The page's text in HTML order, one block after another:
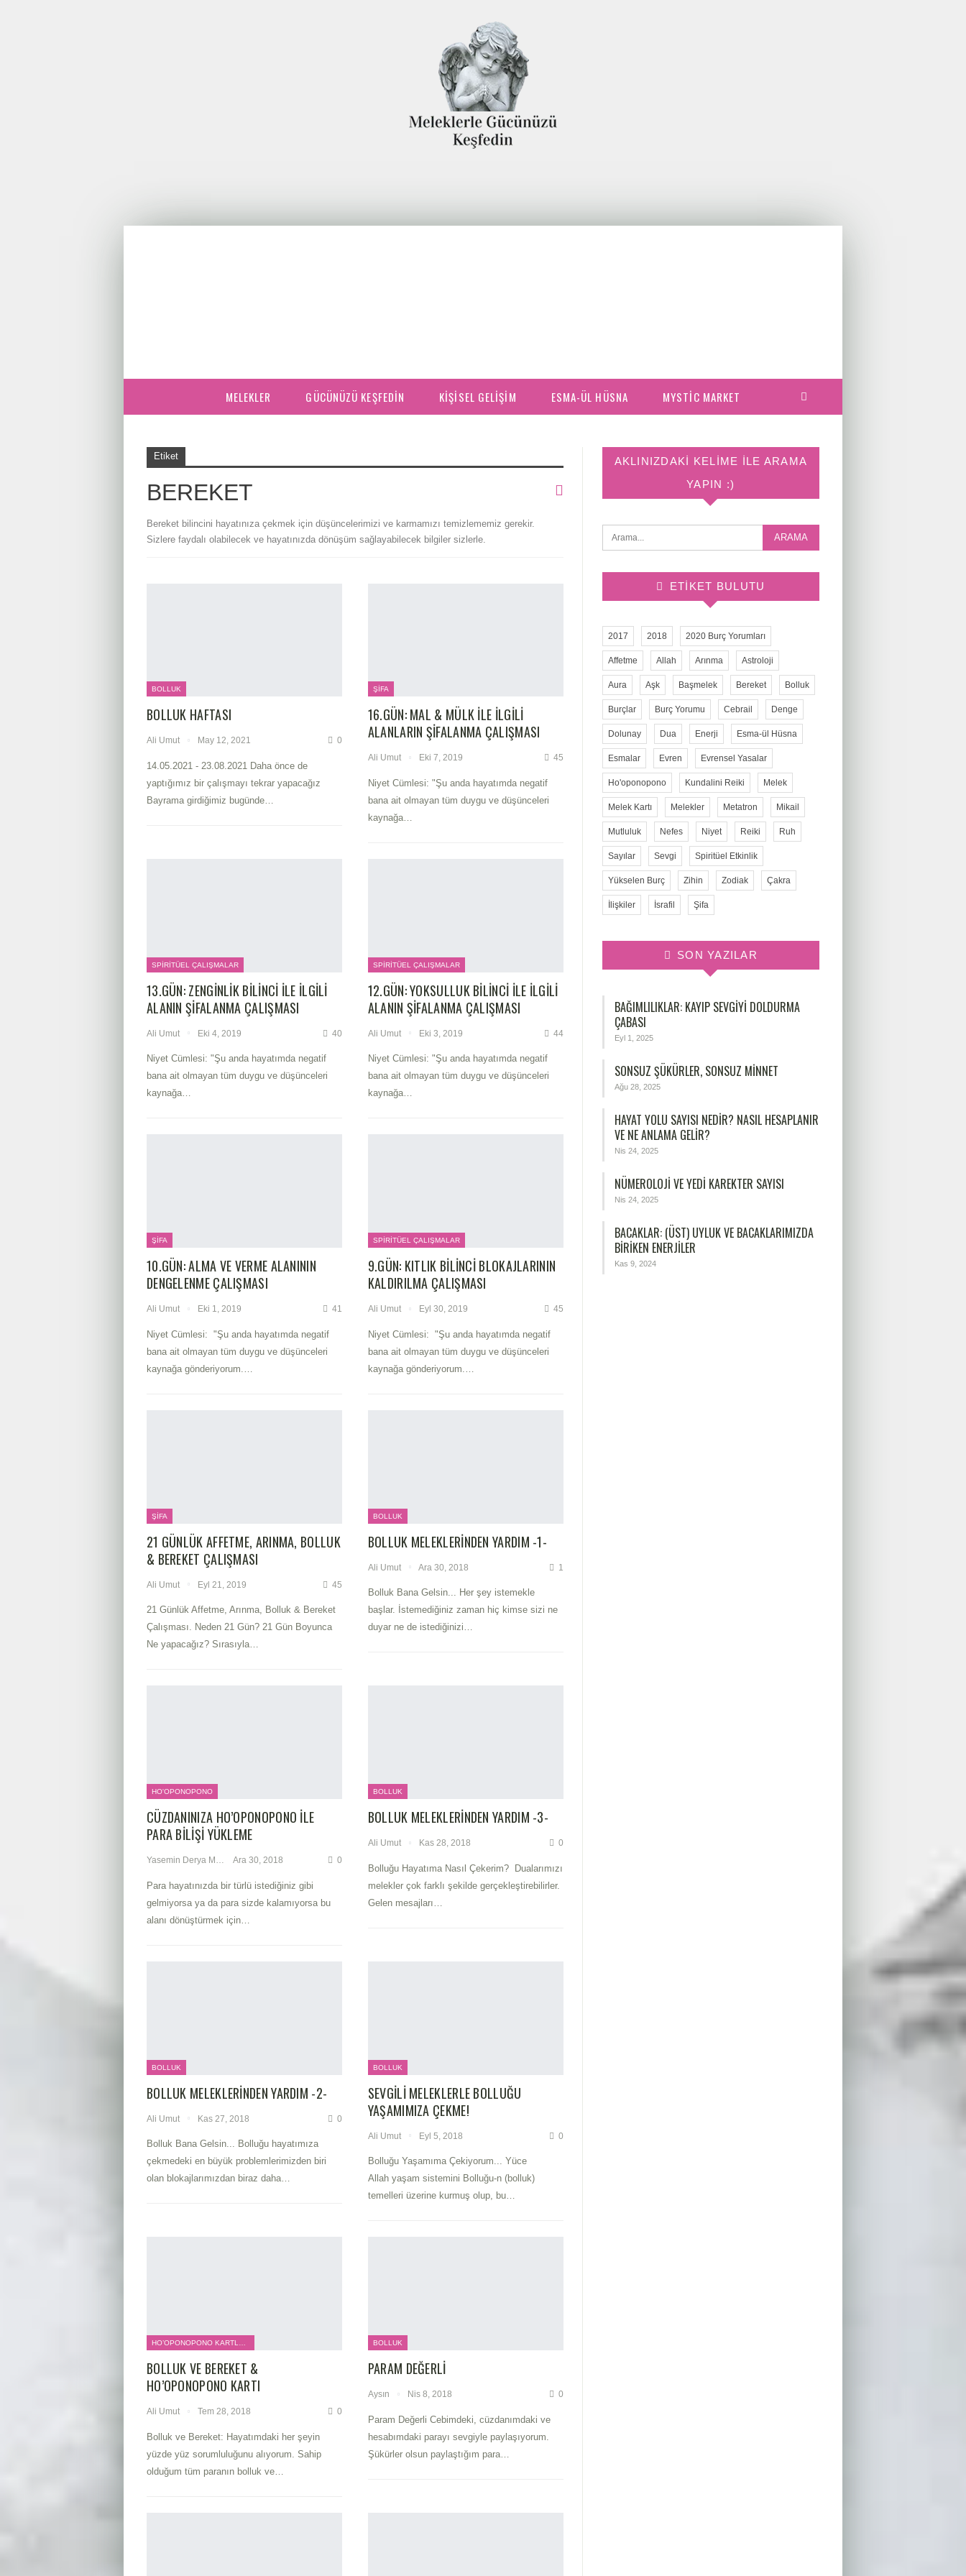
MELEKLER GÜCÜNÜZÜ KEŞFEDIN KIŞISEL GELIŞIM ESMA-ÜL HÜSNA MYSTIC MARKET
Etiket
BEREKET
Bereket bilincini hayatınıza çekmek için düşüncelerimizi ve karmamızı temizlememiz gerekir.
Sizlere faydalı olabilecek ve hayatınızda dönüşüm sağlayabilecek bilgiler sizlerle.
BOLLUK
BOLLUK HAFTASI
Ali Umut May 12, 2021 0
14.05.2021 - 23.08.2021 Daha önce de
yaptığımız bir çalışmayı tekrar yapacağız
Bayrama girdiğimiz bugünde…
ŞIFA
16.GÜN: MAL & MÜLK ILE ILGILI
ALANLARIN ŞIFALANMA ÇALIŞMASI
Ali Umut Eki 7, 2019 45
Niyet Cümlesi: "Şu anda hayatımda negatif
bana ait olmayan tüm duygu ve düşünceleri
kaynağa…
SPIRITÜEL ÇALIŞMALAR
13.GÜN: ZENGINLIK BILINCI ILE ILGILI
ALANIN ŞIFALANMA ÇALIŞMASI
Ali Umut Eki 4, 2019 40
Niyet Cümlesi: "Şu anda hayatımda negatif
bana ait olmayan tüm duygu ve düşünceleri
kaynağa…
SPIRITÜEL ÇALIŞMALAR
12.GÜN: YOKSULLUK BILINCI ILE ILGILI
ALANIN ŞIFALANMA ÇALIŞMASI
Ali Umut Eki 3, 2019 44
Niyet Cümlesi: "Şu anda hayatımda negatif
bana ait olmayan tüm duygu ve düşünceleri
kaynağa…
ŞIFA
10.GÜN: ALMA VE VERME ALANININ
DENGELENME ÇALIŞMASI
Ali Umut Eki 1, 2019 41
Niyet Cümlesi: "Şu anda hayatımda negatif
bana ait olmayan tüm duygu ve düşünceleri
kaynağa gönderiyorum.
SPIRITÜEL ÇALIŞMALAR
9.GÜN: KITLIK BILINCI BLOKAJLARININ
KALDIRILMA ÇALIŞMASI
Ali Umut Eyl 30, 2019 45
Niyet Cümlesi: "Şu anda hayatımda negatif
bana ait olmayan tüm duygu ve düşünceleri
kaynağa gönderiyorum.
ŞIFA
21 GÜNLÜK AFFETME, ARINMA, BOLLUK
& BEREKET ÇALIŞMASI
Ali Umut Eyl 21, 2019 45
21 Günlük Affetme, Arınma, Bolluk & Bereket
Çalışması. Neden 21 Gün? 21 Gün Boyunca
Ne yapacağız? Sırasıyla…
BOLLUK
BOLLUK MELEKLERINDEN YARDIM -1-
Ali Umut Ara 30, 2018 1
Bolluk Bana Gelsin... Her şey istemekle
başlar. İstemediğiniz zaman hiç kimse sizi ne
duyar ne de istediğinizi…
HO'OPONOPONO
CÜZDANINIZA HO’OPONOPONO ILE
PARA BILIŞI YÜKLEME
Yasemin Derya Metin Ara 30, 2018 0
Para hayatınızda bir türlü istediğiniz gibi
gelmiyorsa ya da para sizde kalamıyorsa bu
alanı dönüştürmek için…
BOLLUK
BOLLUK MELEKLERINDEN YARDIM -3-
Ali Umut Kas 28, 2018 0
Bolluğu Hayatıma Nasıl Çekerim? Dualarımızı
melekler çok farklı şekilde gerçekleştirebilirler.
Gelen mesajları…
BOLLUK
BOLLUK MELEKLERINDEN YARDIM -2-
Ali Umut Kas 27, 2018 0
Bolluk Bana Gelsin... Bolluğu hayatımıza
çekmedeki en büyük problemlerimizden biri
olan blokajlarımızdan biraz daha…
BOLLUK
SEVGILI MELEKLERLE BOLLUĞU
YAŞAMIMIZA ÇEKME!
Ali Umut Eyl 5, 2018 0
Bolluğu Yaşamıma Çekiyorum... Yüce
Allah yaşam sistemini Bolluğu-n (bolluk)
temelleri üzerine kurmuş olup, bu…
BOLLUK VE BEREKET &
HO’OPONOPONO KARTI
Ali Umut Tem 28, 2018 0
Bolluk ve Bereket: Hayatımdaki her şeyin
yüzde yüz sorumluluğunu alıyorum. Sahip
olduğum tüm paranın bolluk ve…
BOLLUK
PARAM DEĞERLI
Aysın Nis 8, 2018 0
Param Değerli Cebimdeki, cüzdanımdaki ve
hesabımdaki parayı sevgiyle paylaşıyorum.
Şükürler olsun paylaştığım para…
AKLINIZDAKI KELIME ILE ARAMA
YAPIN :)
ETIKET BULUTU
2017 2018 2020 Burç Yorumları
Affetme Allah Arınma Astroloji
Aura Aşk Başmelek Bereket Bolluk
Burçlar Burç Yorumu Cebrail Denge
Dolunay Dua Enerji Esma-ül Hüsna
Esmalar Evren Evrensel Yasalar
Ho'oponopono Kundalini Reiki Melek
Melek Kartı Melekler Metatron Mikail
Mutluluk Nefes Niyet Reiki Ruh
Sayılar Sevgi Spiritüel Etkinlik
Yükselen Burç Zihin Zodiak Çakra
İlişkiler İsrafil Şifa
SON YAZILAR
BAĞIMLILIKLAR: KAYIP SEVGIYI DOLDURMA
ÇABASI
Eyl 1, 2025
SONSUZ ŞÜKÜRLER, SONSUZ MINNET
Ağu 28, 2025
HAYAT YOLU SAYISI NEDIR? NASIL HESAPLANIR
VE NE ANLAMA GELIR?
Nis 24, 2025
NÜMEROLOJİ VE YEDİ KAREKTER SAYISI
Nis 24, 2025
BACAKLAR: (ÜST) UYLUK VE BACAKLARIMIZDA
BIRIKEN ENERJILER
Kas 9, 2024